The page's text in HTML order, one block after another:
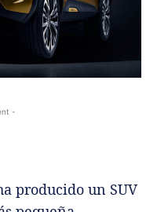
-
producido un SUV